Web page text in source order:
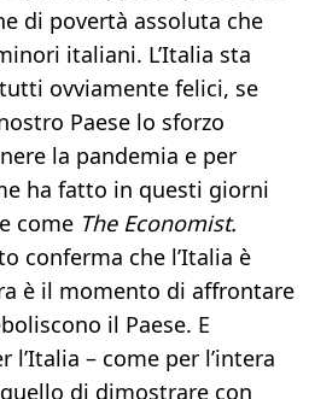
di povertà assoluta che
italiani. L’Italia sta
ovviamente felici, se
Paese lo sforzo
la pandemia e per
ha fatto in questi giorni
come The Economist.
conferma che l’Italia è
è il momento di affrontare
il Paese. E
l’Italia – come per l’intera
di dimostrare con